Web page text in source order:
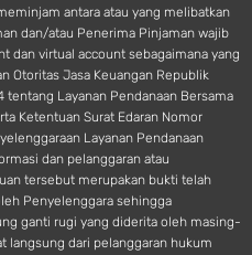
antara atau yang melibatkan
dan/atau Penerima Pinjaman wajib
dan virtual account sebagaimana yang
Otoritas Jasa Keuangan Republik
tentang Layanan Pendanaan Bersama
Ketentuan Surat Edaran Nomor
Layanan Pendanaan
dan pelanggaran atau
tersebut merupakan bukti telah
Penyelenggara sehingga
ganti rugi yang diderita oleh masing-
langsung dari pelanggaran hukum